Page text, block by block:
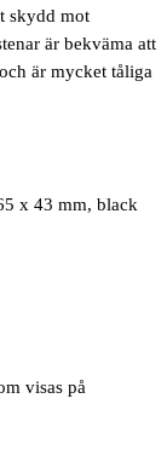
skydd mot
är bekväma att
är mycket tåliga
x 43 mm, black
visas på